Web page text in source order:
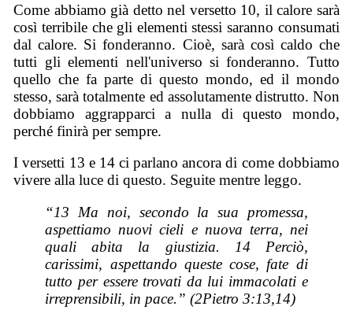
Come abbiamo già detto nel versetto 10, il calore sarà
così terribile che gli elementi stessi saranno consumati
dal calore. Si fonderanno. Cioè, sarà così caldo che
tutti gli elementi nell'universo si fonderanno. Tutto
quello che fa parte di questo mondo, ed il mondo
stesso, sarà totalmente ed assolutamente distrutto. Non
dobbiamo aggrapparci a nulla di questo mondo,
perché finirà per sempre.
I versetti 13 e 14 ci parlano ancora di come dobbiamo
vivere alla luce di questo. Seguite mentre leggo.
“13 Ma noi, secondo la sua promessa,
aspettiamo nuovi cieli e nuova terra, nei
quali abita la giustizia. 14 Perciò,
carissimi, aspettando queste cose, fate di
tutto per essere trovati da lui immacolati e
irreprensibili, in pace.” (2Pietro 3:13,14)